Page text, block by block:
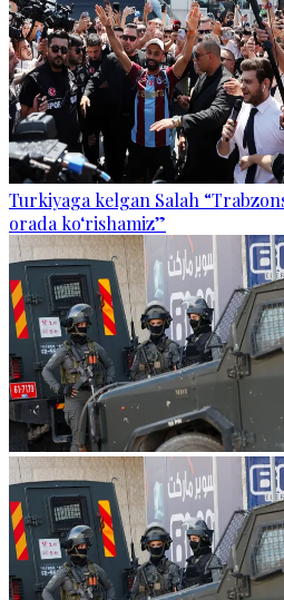
Turkiyaga kelgan Salah
orada ko‘rishamiz”